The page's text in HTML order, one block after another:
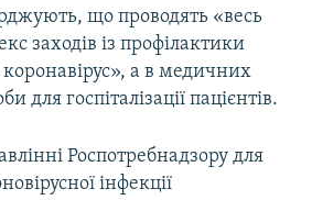
що проводять «весь
заходів із профілактики
а в медичних
для госпіталізації пацієнтів.
Роспотребнадзору для
інфекції